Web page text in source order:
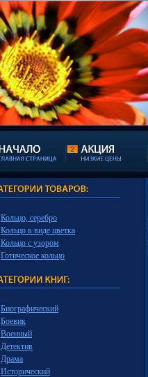
Кольцо, серебро
Кольцо в виде цветка
Кольцо с узором
Готическое кольцо
Биографический
Боевик
Военный
Детектив
Драма
Исторический